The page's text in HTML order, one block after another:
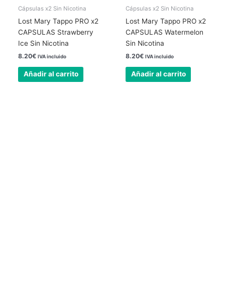
Cápsulas x2 Sin Nicotina
Lost Mary Tappo PRO x2
CAPSULAS Strawberry
Ice Sin Nicotina
8.20€ IVA incluido
Añadir al carrito
Cápsulas x2 Sin Nicotina
Lost Mary Tappo PRO x2
CAPSULAS Watermelon
Sin Nicotina
8.20€ IVA incluido
Añadir al carrito